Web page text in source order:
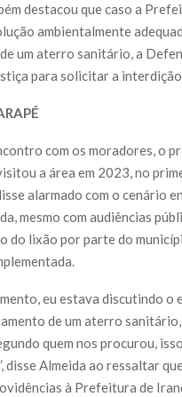
destacou que caso a
ambientalmente
um aterro sanitário, a
para solicitar a
com os moradores, o
a área em 2023, no
alarmado com o cenário
mesmo com audiências
do lixão por parte do
eu estava discutindo o
de um aterro
quem nos procurou,
disse Almeida ao ressaltar
à Prefeitura de